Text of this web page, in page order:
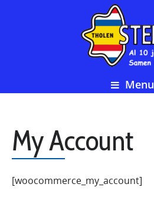
Menu
My Account
[woocommerce_my_account]